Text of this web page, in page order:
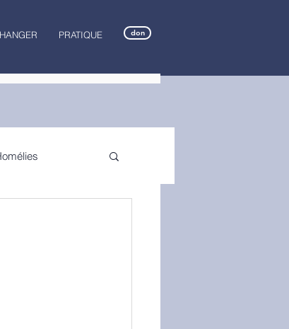
PRATIQUE don